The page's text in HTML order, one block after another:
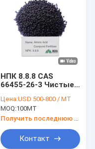
НПК 8.8.8 CAS
66455-26-3 Чистые
удобрения для
органического
садоводства и
сельского
хозяйства
Цена:USD 500-800 / MT
MOQ:100MT
Контакт